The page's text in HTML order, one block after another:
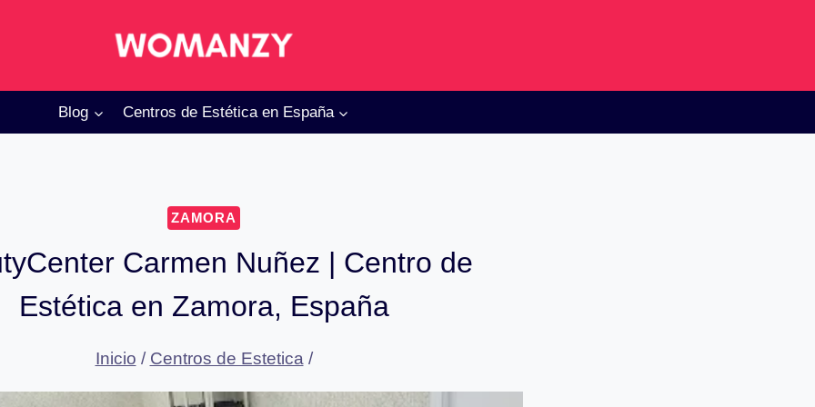
Blog Centros de Estética en España
ZAMORA
Carmen Nuñez | Centro de
Estética en Zamora, España
Inicio / Centros de Estetica /